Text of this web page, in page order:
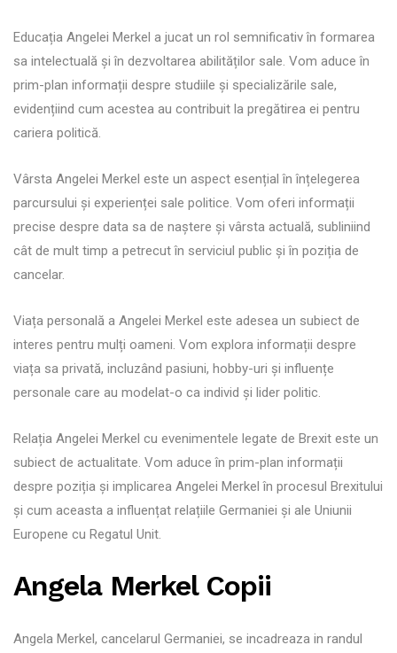
Educația Angelei Merkel a jucat un rol semnificativ în formarea
sa intelectuală și în dezvoltarea abilităților sale. Vom aduce în
prim-plan informații despre studiile și specializările sale,
evidențiind cum acestea au contribuit la pregătirea ei pentru
cariera politică.
Vârsta Angelei Merkel este un aspect esențial în înțelegerea
parcursului și experienței sale politice. Vom oferi informații
precise despre data sa de naștere și vârsta actuală, subliniind
cât de mult timp a petrecut în serviciul public și în poziția de
cancelar.
Viața personală a Angelei Merkel este adesea un subiect de
interes pentru mulți oameni. Vom explora informații despre
viața sa privată, incluzând pasiuni, hobby-uri și influențe
personale care au modelat-o ca individ și lider politic.
Relația Angelei Merkel cu evenimentele legate de Brexit este un
subiect de actualitate. Vom aduce în prim-plan informații
despre poziția și implicarea Angelei Merkel în procesul Brexitului
și cum aceasta a influențat relațiile Germaniei și ale Uniunii
Europene cu Regatul Unit.
Angela Merkel Copii
Angela Merkel, cancelarul Germaniei, se incadreaza in randul